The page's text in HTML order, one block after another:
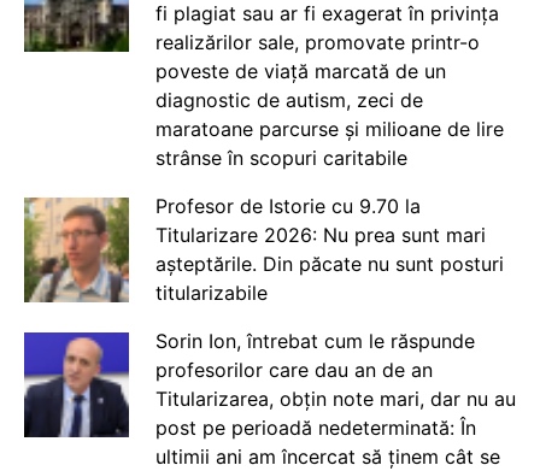
fi plagiat sau ar fi exagerat în privința
realizărilor sale, promovate printr-o
poveste de viață marcată de un
diagnostic de autism, zeci de
maratoane parcurse și milioane de lire
strânse în scopuri caritabile
Profesor de Istorie cu 9.70 la
Titularizare 2026: Nu prea sunt mari
așteptările. Din păcate nu sunt posturi
titularizabile
Sorin Ion, întrebat cum le răspunde
profesorilor care dau an de an
Titularizarea, obțin note mari, dar nu au
post pe perioadă nedeterminată: În
ultimii ani am încercat să ținem cât se